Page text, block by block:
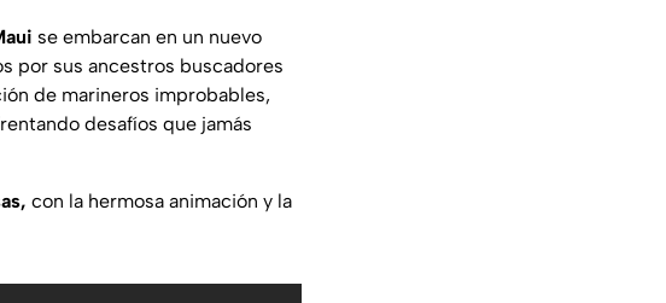
se embarcan en un nuevo
por sus ancestros buscadores
de marineros improbables,
desafíos que jamás
con la hermosa animación y la